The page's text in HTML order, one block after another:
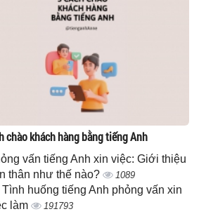
chào khách hàng bằng tiếng Anh
vấn tiếng Anh xin việc: Giới thiệu
thân như thế nào?
1089
Tình huống tiếng Anh phỏng vấn xin
làm
191793